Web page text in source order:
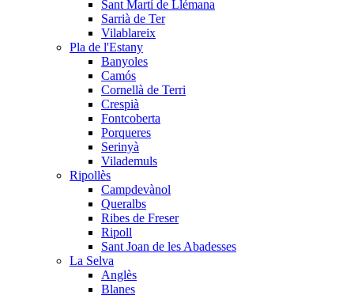
Sant Martí de Llémana
Sarrià de Ter
Vilablareix
Pla de l'Estany
Banyoles
Camós
Cornellà de Terri
Crespià
Fontcoberta
Porqueres
Serinyà
Vilademuls
Ripollès
Campdevànol
Queralbs
Ribes de Freser
Ripoll
Sant Joan de les Abadesses
La Selva
Anglès
Blanes